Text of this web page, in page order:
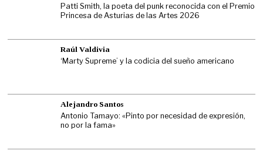
Patti Smith, la poeta del punk reconocida con el Premio
Princesa de Asturias de las Artes 2026
Raúl Valdivia
‘Marty Supreme’ y la codicia del sueño americano
Alejandro Santos
Antonio Tamayo: «Pinto por necesidad de expresión,
no por la fama»